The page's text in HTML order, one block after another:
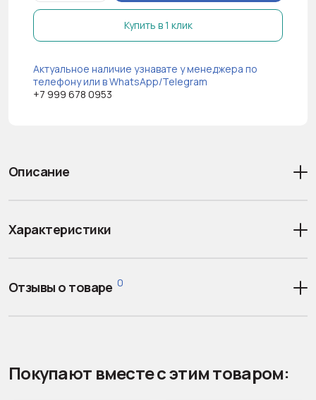
Купить в 1 клик
Актуальное наличие узнавате у менеджера по
телефону или в WhatsApp/Telegram
+7 999 678 0953
Описание
Характеристики
Отзывы о товаре 0
Покупают вместе с этим товаром: